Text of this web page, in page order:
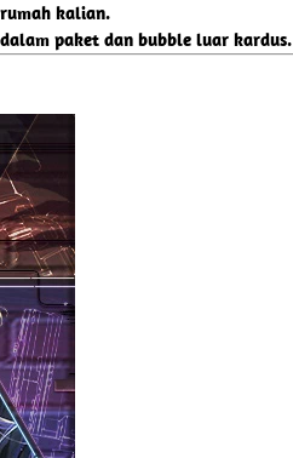
kalian.
paket dan bubble luar kardus.